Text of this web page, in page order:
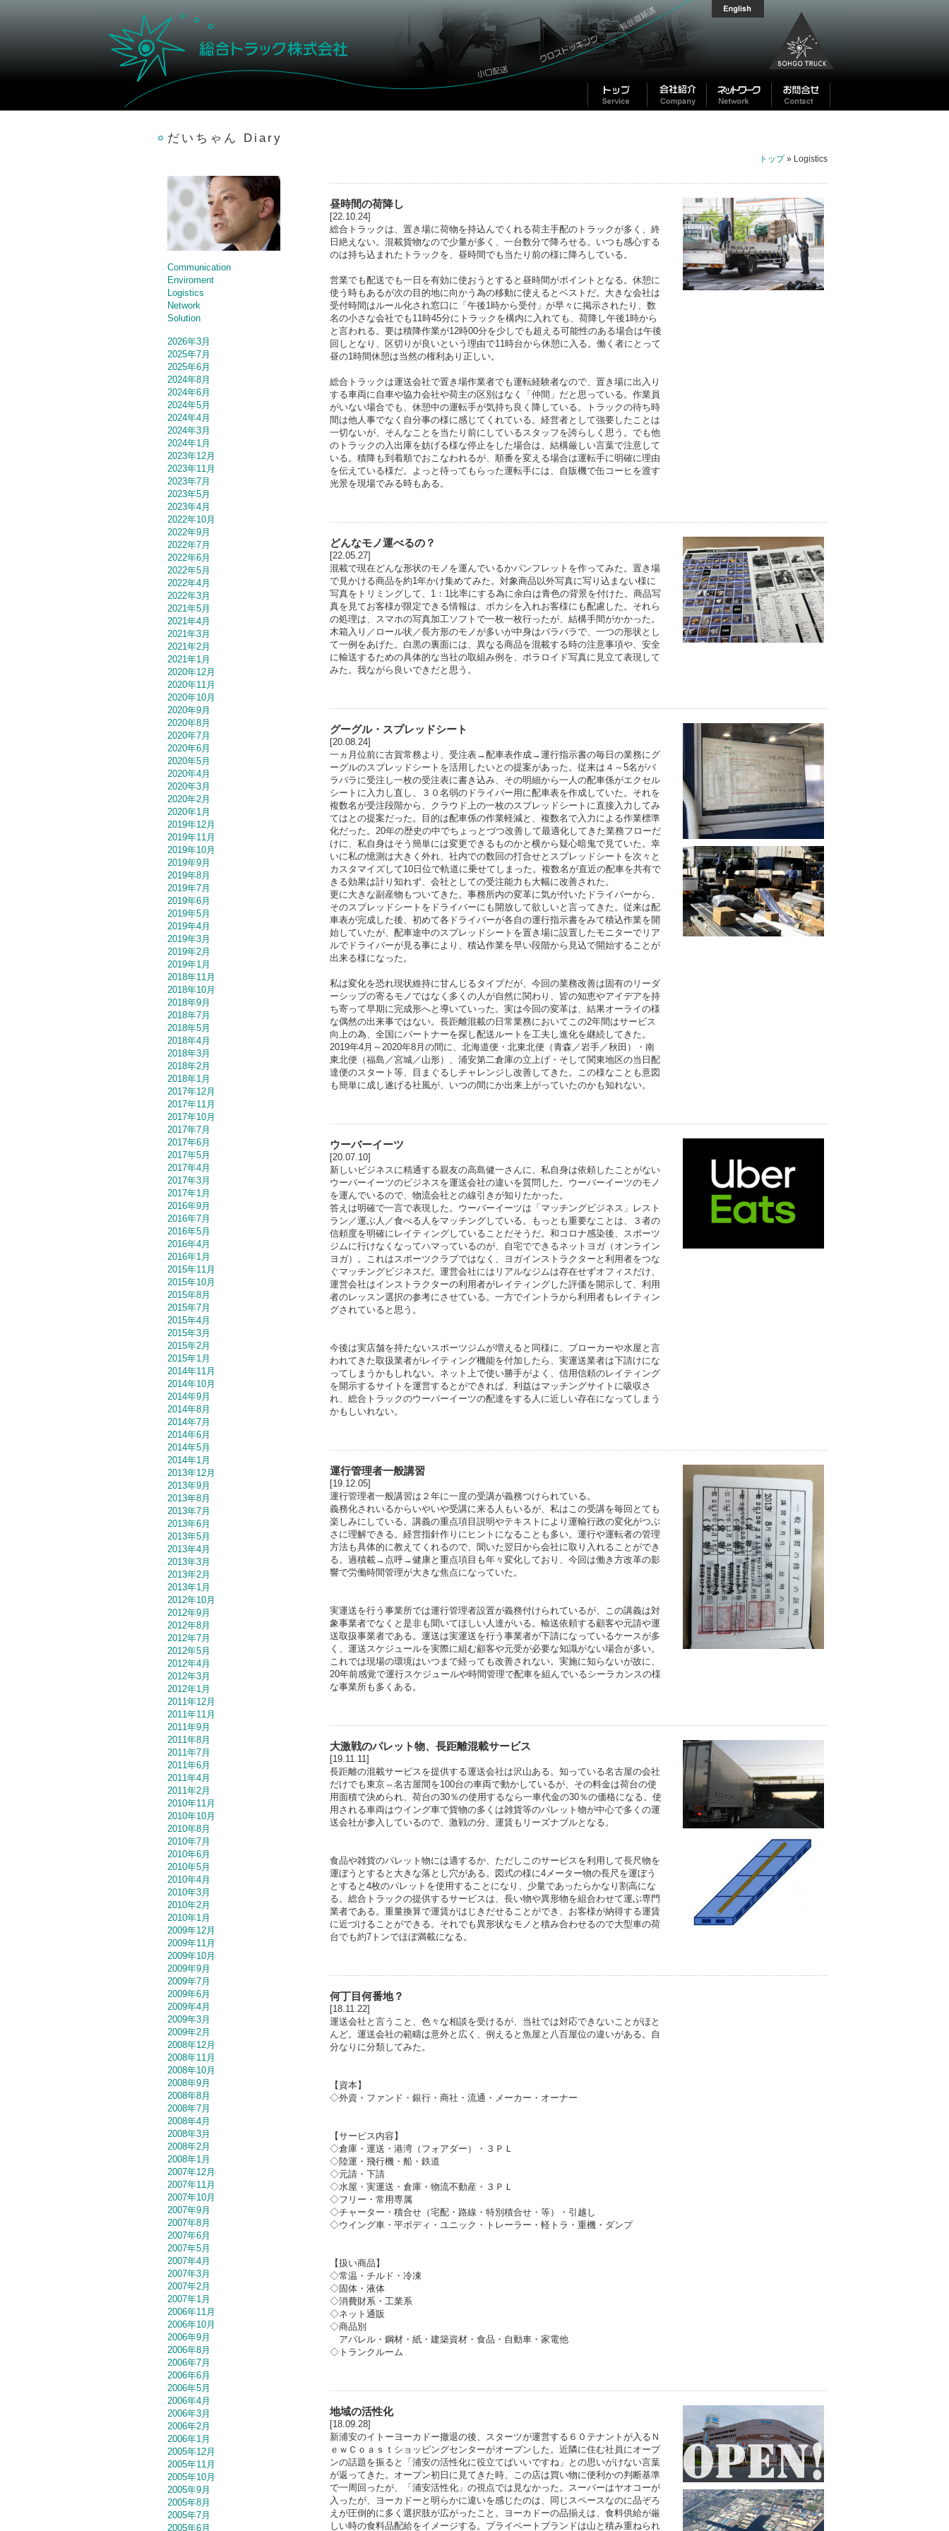
だいちゃん Diary
トップ» Logistics
Communication
Enviroment
Logistics
Network
Solution
2026年3月
2025年7月
2025年6月
2024年8月
2024年6月
2024年5月
2024年4月
2024年3月
2024年1月
2023年12月
2023年11月
2023年7月
2023年5月
2023年4月
2022年10月
2022年9月
2022年7月
2022年6月
2022年5月
2022年4月
2022年3月
2021年5月
2021年4月
2021年3月
2021年2月
2021年1月
2020年12月
2020年11月
2020年10月
2020年9月
2020年8月
2020年7月
2020年6月
2020年5月
2020年4月
2020年3月
2020年2月
2020年1月
2019年12月
2019年11月
2019年10月
2019年9月
2019年8月
2019年7月
2019年6月
2019年5月
2019年4月
2019年3月
2019年2月
2019年1月
2018年11月
2018年10月
2018年9月
2018年7月
2018年5月
2018年4月
2018年3月
2018年2月
2018年1月
2017年12月
2017年11月
2017年10月
2017年7月
2017年6月
2017年5月
2017年4月
2017年3月
2017年1月
2016年9月
2016年7月
2016年5月
2016年4月
2016年1月
2015年11月
2015年10月
2015年8月
2015年7月
2015年4月
2015年3月
2015年2月
2015年1月
2014年11月
2014年10月
2014年9月
2014年8月
2014年7月
2014年6月
2014年5月
2014年1月
2013年12月
2013年9月
2013年8月
2013年7月
2013年6月
2013年5月
2013年4月
2013年3月
2013年2月
2013年1月
2012年10月
2012年9月
2012年8月
2012年7月
2012年5月
2012年4月
2012年3月
2012年1月
2011年12月
2011年11月
2011年9月
2011年8月
2011年7月
2011年6月
2011年4月
2011年2月
2010年11月
2010年10月
2010年8月
2010年7月
2010年6月
2010年5月
2010年4月
2010年3月
2010年2月
2010年1月
2009年12月
2009年11月
2009年10月
2009年9月
2009年7月
2009年6月
2009年4月
2009年3月
2009年2月
2008年12月
2008年11月
2008年10月
2008年9月
2008年8月
2008年7月
2008年4月
2008年3月
2008年2月
2008年1月
2007年12月
2007年11月
2007年10月
2007年9月
2007年8月
2007年6月
2007年5月
2007年4月
2007年3月
2007年2月
2007年1月
2006年11月
2006年10月
2006年9月
2006年8月
2006年7月
2006年6月
2006年5月
2006年4月
2006年3月
2006年2月
2006年1月
2005年12月
2005年11月
2005年10月
2005年9月
2005年8月
2005年7月
2005年6月
昼時間の荷降し
[22.10.24]
総合トラックは、置き場に荷物を持込んでくれる荷主手配のトラックが多く、終
日絶えない。混載貨物なので少量が多く、一台数分で降ろせる。いつも感心する
のは持ち込まれたトラックを、昼時間でも当たり前の様に降ろしている。
営業でも配送でも一日を有効に使おうとすると昼時間がポイントとなる。休憩に
使う時もあるが次の目的地に向かう為の移動に使えるとベストだ。大きな会社は
受付時間はルール化され窓口に「午後1時から受付」が早々に掲示されたり、数
名の小さな会社でも11時45分にトラックを構内に入れても、荷降し午後1時から
と言われる。要は積降作業が12時00分を少しでも超える可能性のある場合は午後
回しとなり、区切りが良いという理由で11時台から休憩に入る。働く者にとって
昼の1時間休憩は当然の権利あり正しい。
総合トラックは運送会社で置き場作業者でも運転経験者なので、置き場に出入り
する車両に自車や協力会社や荷主の区別はなく「仲間」だと思っている。作業員
がいない場合でも、休憩中の運転手が気持ち良く降している。トラックの待ち時
間は他人事でなく自分事の様に感じてくれている。経営者として強要したことは
一切ないが、そんなことを当たり前にしているスタッフを誇らしく思う。でも他
のトラックの入出庫を妨げる様な停止をした場合は、結構厳しい言葉で注意して
いる。積降も到着順でおこなわれるが、順番を変える場合は運転手に明確に理由
を伝えている様だ。よっと待ってもらった運転手には、自販機で缶コーヒを渡す
光景を現場でみる時もある。
どんなモノ運べるの？
[22.05.27]
混載で現在どんな形状のモノを運んでいるかパンフレットを作ってみた。置き場
で見かける商品を約1年かけ集めてみた。対象商品以外写真に写り込まない様に
写真をトリミングして、1：1比率にする為に余白は青色の背景を付けた。商品写
真を見てお客様が限定できる情報は、ボカシを入れお客様にも配慮した。それら
の処理は、スマホの写真加工ソフトで一枚一枚行ったが、結構手間がかかった。
木箱入り／ロール状／長方形のモノが多いが中身はバラバラで、一つの形状とし
て一例をあげた。白黒の裏面には、異なる商品を混載する時の注意事項や、安全
に輸送するための具体的な当社の取組み例を、ポラロイド写真に見立て表現して
みた。我ながら良いできだと思う。
グーグル・スプレッドシート
[20.08.24]
一ヵ月位前に古賀常務より、受注表→配車表作成→運行指示書の毎日の業務にグ
ーグルのスプレッドシートを活用したいとの提案があった。従来は４～5名がバ
ラバラに受注し一枚の受注表に書き込み、その明細から一人の配車係がエクセル
シートに入力し直し、３０名弱のドライバー用に配車表を作成していた。それを
複数名が受注段階から、クラウド上の一枚のスプレッドシートに直接入力してみ
てはとの提案だった。目的は配車係の作業軽減と、複数名で入力による作業標準
化だった。20年の歴史の中でちょっとづつ改善して最適化してきた業務フローだ
けに、私自身はそう簡単には変更できるものかと横から疑心暗鬼で見ていた。幸
いに私の憶測は大きく外れ、社内での数回の打合せとスプレッドシートを次々と
カスタマイズして10日位で軌道に乗せてしまった。複数名が直近の配車を共有で
きる効果は計り知れず、会社としての受注能力も大幅に改善された。
更に大きな副産物もついてきた。事務所内の変革に気が付いたドライバーから、
そのスプレッドシートをドライバーにも開放して欲しいと言ってきた。従来は配
車表が完成した後、初めて各ドライバーが各自の運行指示書をみて積込作業を開
始していたが、配車途中のスプレッドシートを置き場に設置したモニターでリア
ルでドライバーが見る事により、積込作業を早い段階から見込で開始することが
出来る様になった。
私は変化を恐れ現状維持に甘んじるタイプだが、今回の業務改善は固有のリーダ
ーシップの寄るモノではなく多くの人が自然に関わり、皆の知恵やアイデアを持
ち寄って早期に完成形へと導いていった。実は今回の変革は、結果オーライの様
な偶然の出来事ではない。長距離混載の日常業務においてこの2年間はサービス
向上の為、全国にパートナーを探し配送ルートを工夫し進化を継続してきた。
2019年4月～2020年8月の間に、北海道便・北東北便（青森／岩手／秋田）・南
東北便（福島／宮城／山形）、浦安第二倉庫の立上げ・そして関東地区の当日配
達便のスタート等、目まぐるしチャレンジし改善してきた。この様なことも意図
も簡単に成し遂げる社風が、いつの間にか出来上がっていたのかも知れない。
ウーバーイーツ
[20.07.10]
新しいビジネスに精通する親友の高島健一さんに、私自身は依頼したことがない
ウーバーイーツのビジネスを運送会社の違いを質問した。ウーバーイーツのモノ
を運んでいるので、物流会社との線引きが知りたかった。
答えは明確で一言で表現した。ウーバーイーツは「マッチングビジネス」レスト
ラン／運ぶ人／食べる人をマッチングしている。もっとも重要なことは、３者の
信頼度を明確にレイティングしていることだそうだ。和コロナ感染後、スポーツ
ジムに行けなくなってハマっているのが、自宅でできるネットヨガ（オンライン
ヨガ）。これはスポーツクラブではなく、ヨガインストラクターと利用者をつな
ぐマッチングビジネスだ。運営会社にはリアルなジムは存在せずオフィスだけ、
運営会社はインストラクターの利用者がレイティングした評価を開示して、利用
者のレッスン選択の参考にさせている。一方でイントラから利用者もレイティン
グされていると思う。
今後は実店舗を持たないスポーツジムが増えると同様に、ブローカーや水屋と言
われてきた取扱業者がレイティング機能を付加したら、実運送業者は下請けにな
ってしまうかもしれない。ネット上で使い勝手がよく、信用信頼のレイティング
を開示するサイトを運営するとができれば、利益はマッチングサイトに吸収さ
れ、総合トラックのウーバーイーツの配達をする人に近しい存在になってしまう
かもしいれない。
運行管理者一般講習
[19.12.05]
運行管理者一般講習は２年に一度の受講が義務つけられている。
義務化されいるからいやいや受講に来る人もいるが、私はこの受講を毎回とても
楽しみにしている。講義の重点項目説明やテキストにより運輸行政の変化がつぶ
さに理解できる。経営指針作りにヒントになることも多い。運行や運転者の管理
方法も具体的に教えてくれるので、聞いた翌日から会社に取り入れることができ
る。過積載→点呼→健康と重点項目も年々変化しており、今回は働き方改革の影
響で労働時間管理が大きな焦点になっていた。
実運送を行う事業所では運行管理者設置が義務付けられているが、この講義は対
象事業者でなくと是非も聞いてほしい人達がいる。輸送依頼する顧客や元請や運
送取扱事業者である。運送は実運送を行う事業者が下請になっているケースが多
く、運送スケジュールを実際に組む顧客や元受が必要な知識がない場合が多い。
これでは現場の環境はいつまで経っても改善されない。実施に知らないが故に、
20年前感覚で運行スケジュールや時間管理で配車を組んでいるシーラカンスの様
な事業所も多くある。
大激戦のパレット物、長距離混載サービス
[19.11.11]
長距離の混載サービスを提供する運送会社は沢山ある。知っている名古屋の会社
だけでも東京⇔名古屋間を100台の車両で動かしているが、その料金は荷台の使
用面積で決められ、荷台の30％の使用するなら一車代金の30％の価格になる。使
用される車両はウイング車で貨物の多くは雑貨等のパレット物が中心で多くの運
送会社が参入しているので、激戦の分、運賃もリーズナブルとなる。
食品や雑貨のパレット物には適するか、ただしこのサービスを利用して長尺物を
運ぼうとすると大きな落とし穴がある。図式の様に4メーター物の長尺を運ぼう
とすると4枚のパレットを使用することになり、少量であったらかなり割高にな
る。総合トラックの提供するサービスは、長い物や異形物を組合わせて運ぶ専門
業者である。重量換算で運賃がはじきだせることができ、お客様が納得する運賃
に近づけることができる。それでも異形状なモノと積み合わせるので大型車の荷
台でも約7トンでほぼ満載になる。
何丁目何番地？
[18.11.22]
運送会社と言うこと、色々な相談を受けるが、当社では対応できないことがほと
んど。運送会社の範疇は意外と広く、例えると魚屋と八百屋位の違いがある。自
分なりに分類してみた。
【資本】
◇外資・ファンド・銀行・商社・流通・メーカー・オーナー
【サービス内容】
◇倉庫・運送・港湾（フォアダー）・３ＰＬ
◇陸運・飛行機・船・鉄道
◇元請・下請
◇水屋・実運送・倉庫・物流不動産・３ＰＬ
◇フリー・常用専属
◇チャーター・積合せ（宅配・路線・特別積合せ・等）・引越し
◇ウイング車・平ボディ・ユニック・トレーラー・軽トラ・重機・ダンプ
【扱い商品】
◇常温・チルド・冷凍
◇固体・液体
◇消費財系・工業系
◇ネット通販
◇商品別
アパレル・鋼材・紙・建築資材・食品・自動車・家電他
◇トランクルーム
地域の活性化
[18.09.28]
新浦安のイトーヨーカドー撤退の後、スターツが運営する６０テナントが入るＮ
ｅｗＣｏａｓｔショッピングセンターがオープンした。近隣に住む社員にオープ
ンの話題を振ると「浦安の活性化に役立てばいいですね」との思いがけない言葉
が返ってきた。オープン初日に見てきた時、この店は買い物に便利かの判断基準
で一周回ったが、「浦安活性化」の視点では見なかった。スーパーはヤオコーが
入ったが、ヨーカドーと明らかに違いを感じたのは、同じスペースなのに品ぞろ
えが圧倒的に多く選択肢が広がったこと。ヨーカドーの品揃えは、食料供給が厳
しい時の食料品配給をイメージする。プライベートブランドは山と積み重ねられ